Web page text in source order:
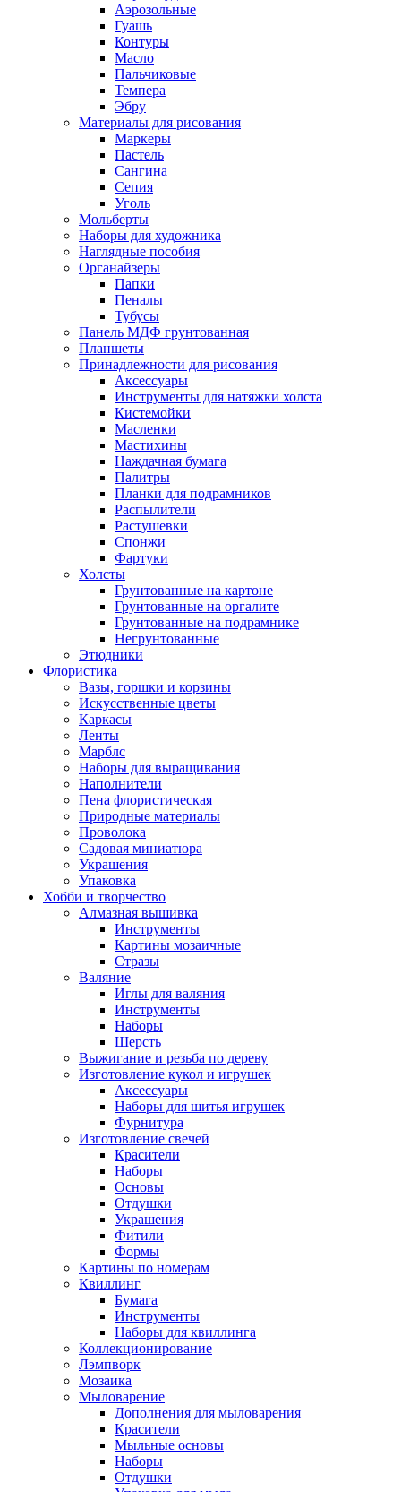
Аэрозольные
Гуашь
Контуры
Масло
Пальчиковые
Темпера
Эбру
Материалы для рисования
Маркеры
Пастель
Сангина
Сепия
Уголь
Мольберты
Наборы для художника
Наглядные пособия
Органайзеры
Папки
Пеналы
Тубусы
Панель МДФ грунтованная
Планшеты
Принадлежности для рисования
Аксессуары
Инструменты для натяжки холста
Кистемойки
Масленки
Мастихины
Наждачная бумага
Палитры
Планки для подрамников
Распылители
Растушевки
Спонжи
Фартуки
Холсты
Грунтованные на картоне
Грунтованные на оргалите
Грунтованные на подрамнике
Негрунтованные
Этюдники
Флористика
Вазы, горшки и корзины
Искусственные цветы
Каркасы
Ленты
Марблс
Наборы для выращивания
Наполнители
Пена флористическая
Природные материалы
Проволока
Садовая миниатюра
Украшения
Упаковка
Хобби и творчество
Алмазная вышивка
Инструменты
Картины мозаичные
Стразы
Валяние
Иглы для валяния
Инструменты
Наборы
Шерсть
Выжигание и резьба по дереву
Изготовление кукол и игрушек
Аксессуары
Наборы для шитья игрушек
Фурнитура
Изготовление свечей
Красители
Наборы
Основы
Отдушки
Украшения
Фитили
Формы
Картины по номерам
Квиллинг
Бумага
Инструменты
Наборы для квиллинга
Коллекционирование
Лэмпворк
Мозаика
Мыловарение
Дополнения для мыловарения
Красители
Мыльные основы
Наборы
Отдушки